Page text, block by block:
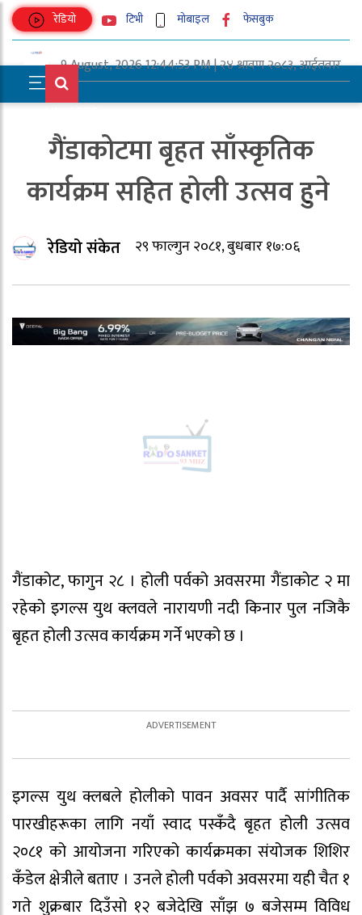
रेडियो टिभी मोबाइल फेसबुक
9 August, 2026 12:44:53 PM | २४ श्रावण २०८३, आईतवार
UNICODE
गैंडाकोटमा बृहत साँस्कृतिक
कार्यक्रम सहित होली उत्सव हुने
रेडियो संकेत २९ फाल्गुन २०८१, बुधबार १७:०६
गैंडाकोट, फागुन २८ । होली पर्वको अवसरमा गैंडाकोट २ मा
रहेको इगल्स युथ क्लवले नारायणी नदी किनार पुल नजिकै
बृहत होली उत्सव कार्यक्रम गर्ने भएको छ ।
इगल्स युथ क्लबले होलीको पावन अवसर पार्दै सांगीतिक
पारखीहरूका लागि नयाँ स्वाद पस्कँदै बृहत होली उत्सव
२०८१ को आयोजना गरिएको कार्यक्रमका संयोजक शिशिर
कँडेल क्षेत्रीले बताए । उनले होली पर्वको अवसरमा यही चैत १
गते शुक्रबार दिउँसो १२ बजेदेखि साँझ ७ बजेसम्म विविध